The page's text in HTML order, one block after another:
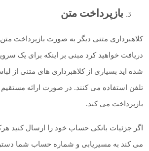
بازپرداخت متن
کلاهبرداری متنی دیگر به صورت بازپرداخت
دریافت خواهید کرد مبنی بر اینکه برای یک
شده اید بسیاری از کلاهبرداری های متنی از
تلفن استفاده می کنند. در صورت ارائه
بازپرداخت می کند.
اگر جزئیات بانکی حساب خود را ارسال کنید
می کند به مسیریابی و شماره حساب شما